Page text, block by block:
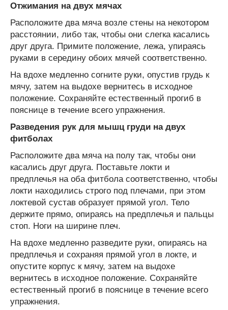
Отжимания на двух мячах
Расположите два мяча возле стены на некотором
расстоянии, либо так, чтобы они слегка касались
друг друга. Примите положение, лежа, упираясь
руками в середину обоих мячей соответственно.
На вдохе медленно согните руки, опустив грудь к
мячу, затем на выдохе вернитесь в исходное
положение. Сохраняйте естественный прогиб в
пояснице в течение всего упражнения.
Разведения рук для мышц груди на двух
фитболах
Расположите два мяча на полу так, чтобы они
касались друг друга. Поставьте локти и
предплечья на оба фитбола соответственно, чтобы
локти находились строго под плечами, при этом
локтевой сустав образует прямой угол. Тело
держите прямо, опираясь на предплечья и пальцы
стоп. Ноги на ширине плеч.
На вдохе медленно разведите руки, опираясь на
предплечья и сохраняя прямой угол в локте, и
опустите корпус к мячу, затем на выдохе
вернитесь в исходное положение. Сохраняйте
естественный прогиб в пояснице в течение всего
упражнения.